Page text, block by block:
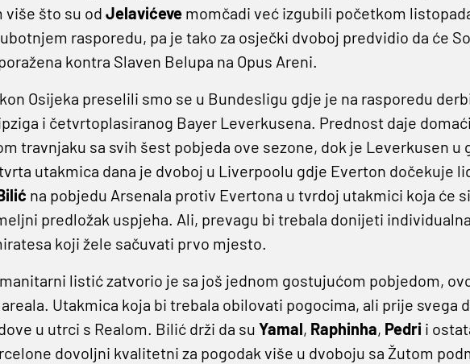
više što su od Jelavićeve momčadi već izgubili početkom
rasporedu, pa je tako za osječki dvoboj predvidio da će
kontra Slaven Belupa na Opus Areni.
Osijeka preselili smo se u Bundesligu gdje je na rasporedu
i četvrtoplasiranog Bayer Leverkusena. Prednost daje
travnjaku sa svih šest pobjeda ove sezone, dok je Leverkusen u
utakmica dana je dvoboj u Liverpoolu gdje Everton dočekuje
na pobjedu Arsenala protiv Evertona u tvrdoj utakmici koja će
predložak uspjeha. Ali, prevagu bi trebala donijeti
koji žele sačuvati prvo mjesto.
listić zatvorio je sa još jednom gostujućom pobjedom,
Utakmica koja bi trebala obilovati pogocima, ali prije svega
u utrci s Realom. Bilić drži da su Yamal, Raphinha, Pedri i
dovoljni kvalitetni za pogodak više u dvoboju sa Žutom